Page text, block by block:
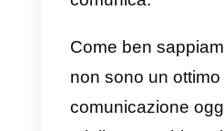
volta che il
pagina, la